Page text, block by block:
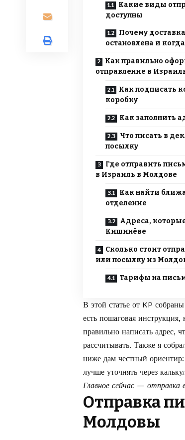
Какие виды
доступны
Почему
остановлена и
Как правильно
отправление в
Как подписать
коробку
Как заполнить
Что писать в
посылку
Где отправить
в Израиль в Молдове
Как найти
отделение
Адреса,
Кишинёве
Сколько стоит
или посылку из
Тарифы на
В этой статье от KP
есть пошаговая инструкция,
правильно написать адрес,
рассчитывать. Также я
ниже дам честный
лучше уточнять через
Главное сейчас — отправка
Отправка
Молдовы